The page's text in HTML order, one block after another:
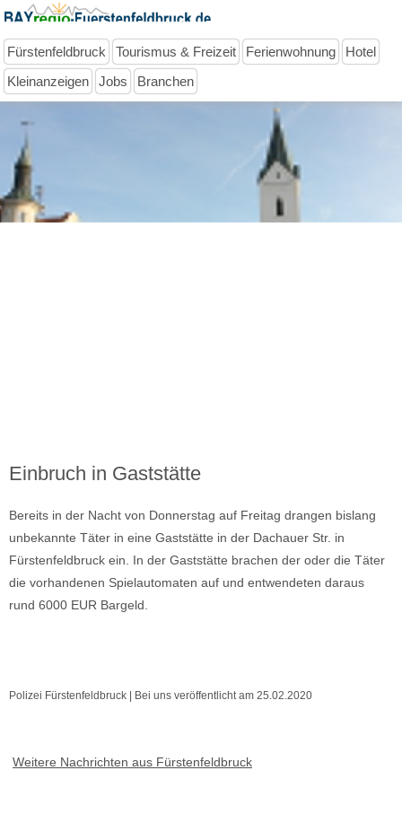
Fürstenfeldbruck Tourismus & Freizeit Ferienwohnung
Hotel
Kleinanzeigen
Jobs Branchen
Einbruch in Gaststätte
Bereits in der Nacht von Donnerstag auf Freitag drangen bislang
unbekannte Täter in eine Gaststätte in der Dachauer Str. in
Fürstenfeldbruck ein. In der Gaststätte brachen der oder die Täter
die vorhandenen Spielautomaten auf und entwendeten daraus
rund 6000 EUR Bargeld.
Polizei Fürstenfeldbruck | Bei uns veröffentlicht am 25.02.2020
Weitere Nachrichten aus Fürstenfeldbruck